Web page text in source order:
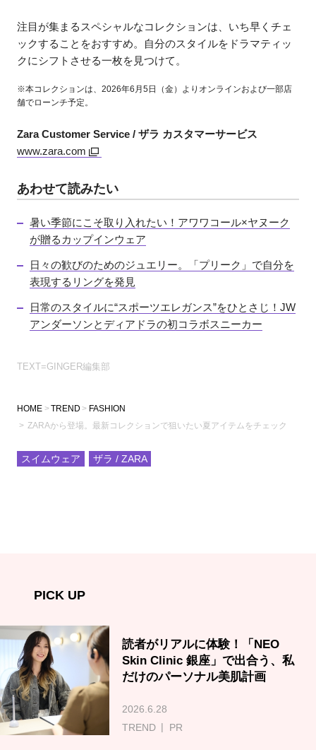
注目が集まるスペシャルなコレクションは、いち早くチェ
ックすることをおすすめ。自分のスタイルをドラマティッ
クにシフトさせる一枚を見つけて。
※本コレクションは、2026年6月5日（金）よりオンラインおよび一部店
舗でローンチ予定。
Zara Customer Service / ザラ カスタマーサービス
www.zara.com
あわせて読みたい
暑い季節にこそ取り入れたい！アワワコール×ヤヌーク
が贈るカップインウェア
日々の歓びのためのジュエリー。「プリーク」で自分を
表現するリングを発見
日常のスタイルに“スポーツエレガンス”をひとさじ！JW
アンダーソンとディアドラの初コラボスニーカー
TEXT=GINGER編集部
HOME TREND
FASHION
ZARAから登場。最新コレクションで狙いたい夏アイテムをチェック
スイムウェア ザラ / ZARA
PICK UP
読者がリアルに体験！「NEO
Skin Clinic 銀座」で出合う、私
だけのパーソナル美肌計画
2026.6.28
TREND
PR